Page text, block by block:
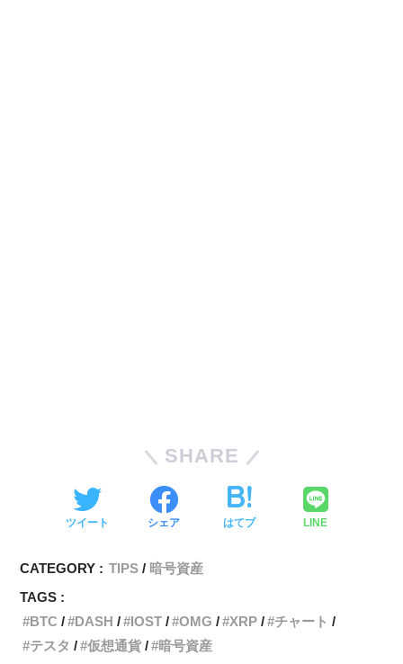
SHARE
ツイート シェア はてブ LINE
CATEGORY : TIPS
暗号資産
TAGS :
BTC
DASH IOST OMG XRP
チャート
テスタ
仮想通貨 暗号資産